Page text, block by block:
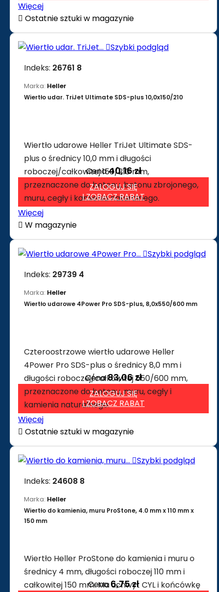
Więcej
 Ostatnie sztuki w magazynie
Szybki podgląd
Indeks: 26761 8
Marka: Heller
Wiertło udar. TriJet Ultimate SDS-plus 10,0x150/210
Wiertło udarowe Heller TriJet Ultimate SDS-
plus o średnicy 10,0 mm i długości
roboczej/całkowitej 150/210 mm,
przeznaczone do betonu, betonu zbrojonego,
muru, cegły i kamienia naturalnego.
Cena40,16 zł
ZALOGUJ SIĘ
I ZOBACZ RABAT
Więcej
 W magazynie
Szybki podgląd
Indeks: 29739 4
Marka: Heller
Wiertło udarowe 4Power Pro SDS-plus, 8,0x550/600 mm
Czteroostrzowe wiertło udarowe Heller
4Power Pro SDS-plus o średnicy 8,0 mm i
długości roboczej/całkowitej 550/600 mm,
przeznaczone do betonu, muru, cegły i
kamienia naturalnego.
Cena83,06 zł
ZALOGUJ SIĘ
I ZOBACZ RABAT
Więcej
 Ostatnie sztuki w magazynie
Szybki podgląd
Indeks: 24608 8
Marka: Heller
Wiertło do kamienia, muru ProStone, 4.0 mm x 110 mm x
150 mm
Wiertło Heller ProStone do kamienia i muru o
średnicy 4 mm, długości roboczej 110 mm i
całkowitej 150 mm. Ma uchwyt CYL i końcówkę
Cena 6,75 zł